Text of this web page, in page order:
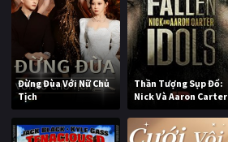
Đừng Đùa Với Nữ Chủ
Tịch
Thần Tượng Sụp Đổ:
Nick Và Aaron Carter